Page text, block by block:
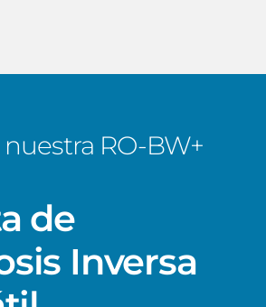
RO-BW+
de
Inversa